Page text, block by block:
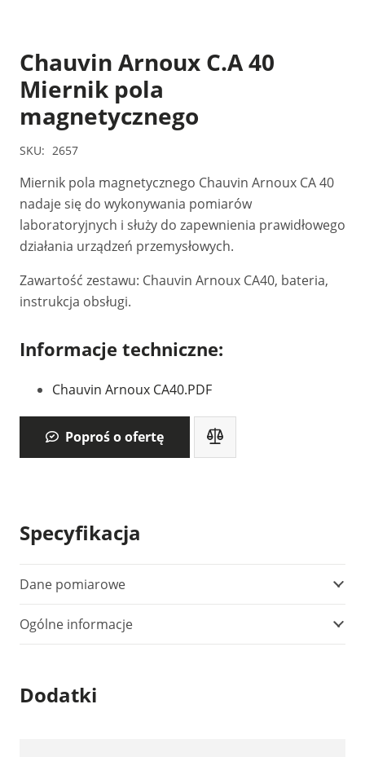
Chauvin Arnoux C.A 40
Miernik pola
magnetycznego
SKU: 2657
Miernik pola magnetycznego Chauvin Arnoux CA 40
nadaje się do wykonywania pomiarów
laboratoryjnych i służy do zapewnienia prawidłowego
działania urządzeń przemysłowych.
Zawartość zestawu: Chauvin Arnoux CA40, bateria,
instrukcja obsługi.
Informacje techniczne:
Chauvin Arnoux CA40.PDF
Poproś o ofertę
Specyfikacja
Dane pomiarowe
Ogólne informacje
Dodatki